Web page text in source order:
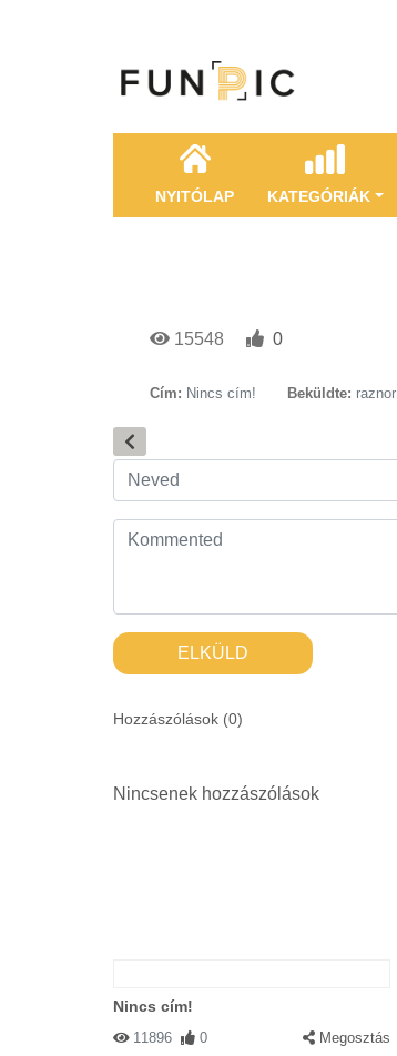
NYITÓLAP KATEGÓRIÁK
15548 0
Cím: Nincs cím! Beküldte: raznor
ELKÜLD
Hozzászólások (0)
Nincsenek hozzászólások
Nincs cím!
11896 0 Megosztás